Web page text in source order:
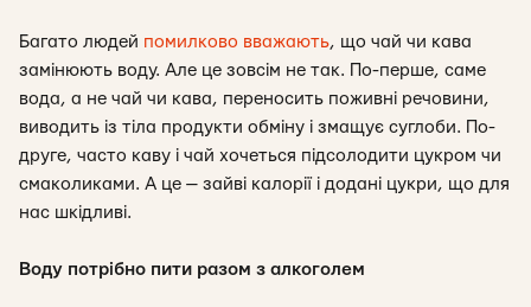
Багато людей помилково вважають, що чай чи кава
замінюють воду. Але це зовсім не так. По-перше, саме
вода, а не чай чи кава, переносить поживні речовини,
виводить із тіла продукти обміну і змащує суглоби. По-
друге, часто каву і чай хочеться підсолодити цукром чи
смаколиками. А це — зайві калорії і додані цукри, що для
нас шкідливі.
Воду потрібно пити разом з алкоголем